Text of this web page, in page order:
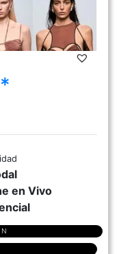
en Vivo